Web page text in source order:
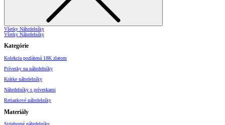
Všetky Náhrdelníky
Všetky Náhrdelníky
Kategórie
Kolekcia pozlátená 18K zlatom
Prívesky na náhrdelníky
Krátke náhrdelníky
Náhrdelníky s príveskami
Retiazkové náhrdelníky
Materiály
Strieborné náhrdelníky